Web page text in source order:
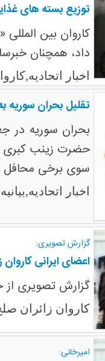
توزیع بسته های
کاروان بین
داد، همچنان
اخبار
تقلیل بحران
بحران سوریه در
حضرت زینب کبری
سوی برخی
اخبار
گزارش تصویری:
اعضای ایرانی
گزارش تصویری از
کاروان زائران
امیرخانی: